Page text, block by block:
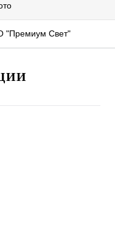
"Премиум Свет"